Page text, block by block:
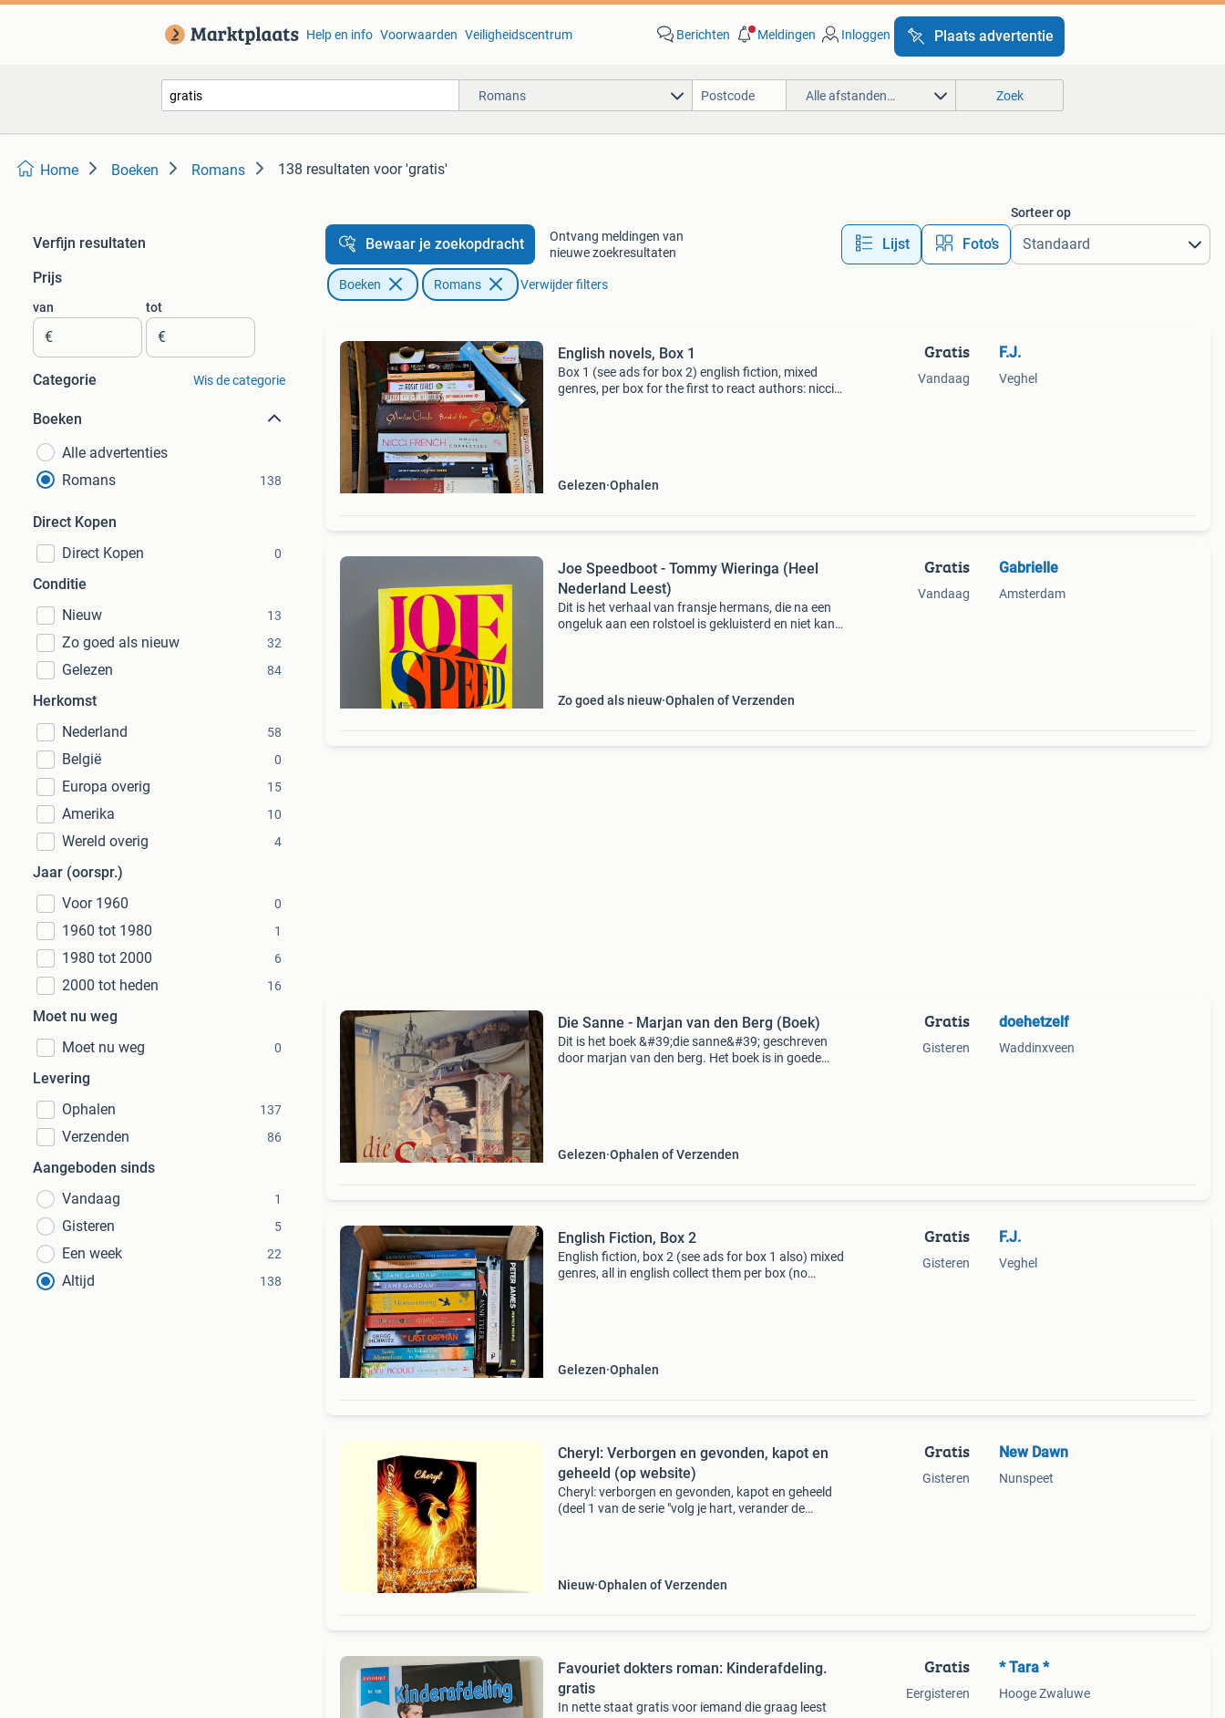
Help en info Voorwaarden Veiligheidscentrum Berichten Meldingen Inloggen Plaats advertentie
Romans Alle afstanden… Zoek
Home Boeken Romans 138 resultaten voor 'gratis'
Verfijn resultaten
Prijs
van
€
tot
€
Categorie Wis de categorie
Boeken
Alle advertenties
Romans
138
Direct Kopen
Direct Kopen
0
Conditie
Nieuw
13
Zo goed als nieuw 32
Gelezen 84
Herkomst
Nederland
58
België 0
Europa overig 15
Amerika 10
Wereld overig 4
Jaar (oorspr.)
Voor 1960
0
1960 tot 1980 1
1980 tot 2000 6
2000 tot heden 16
Moet nu weg
Moet nu weg
0
Levering
Ophalen
137
Verzenden 86
Aangeboden sinds
Vandaag
1
Gisteren 5
Een week 22
Altijd 138
Bewaar je zoekopdracht
Ontvang meldingen van
nieuwe zoekresultaten
Lijst Foto’s
Sorteer op
Boeken Romans Verwijder filters
English novels, Box 1
Box 1 (see ads for box 2) english fiction, mixed
genres, per box for the first to react authors: nicci
Gelezen Ophalen
Gratis
Vandaag
F.J.
Veghel
Joe Speedboot - Tommy Wieringa (Heel
Nederland Leest)
Dit is het verhaal van fransje hermans, die na een
ongeluk aan een rolstoel is gekluisterd en niet kan
Zo goed als nieuw Ophalen of Verzenden
Gratis
Vandaag
Gabrielle
Amsterdam
Die Sanne - Marjan van den Berg (Boek)
Dit is het boek &#39;die sanne&#39; geschreven
door marjan van den berg. Het boek is in goede
Gelezen Ophalen of Verzenden
Gratis
Gisteren
doehetzelf
Waddinxveen
English Fiction, Box 2
English fiction, box 2 (see ads for box 1 also) mixed
genres, all in english collect them per box (no
Gelezen Ophalen
Gratis
Gisteren
F.J.
Veghel
Cheryl: Verborgen en gevonden, kapot en
geheeld (op website)
Cheryl: verborgen en gevonden, kapot en geheeld
(deel 1 van de serie "volg je hart, verander de
Nieuw Ophalen of Verzenden
Gratis
Gisteren
New Dawn
Nunspeet
Favouriet dokters roman: Kinderafdeling.
gratis
In nette staat gratis voor iemand die graag leest
Gratis
Eergisteren
* Tara *
Hooge Zwaluwe